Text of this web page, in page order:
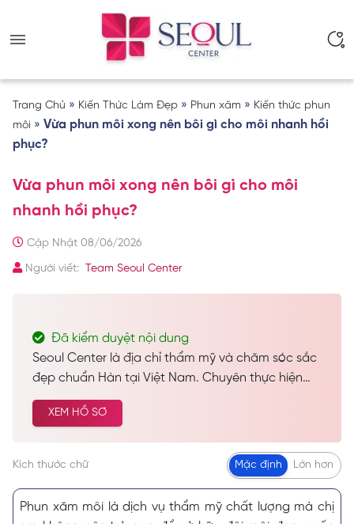
Trang Chủ » Kiến Thức Làm Đẹp » Phun xăm » Kiến thức phun
môi » Vừa phun môi xong nên bôi gì cho môi nhanh hồi
phục?
Vừa phun môi xong nên bôi gì cho môi
nhanh hồi phục?
Cập Nhật 08/06/2026
Người viết: Team Seoul Center
Đã kiểm duyệt nội dung
Seoul Center là địa chỉ thẩm mỹ và chăm sóc sắc
đẹp chuẩn Hàn tại Việt Nam. Chuyên thực hiện
các dịch vụ spa làm đẹp, chăm sóc da công nghệ
cao… Được nhiều khách hàng tin tưởng và lựa
XEM HỒ SƠ
Kích thước chữ Mặc định Lớn hơn
Phun xăm môi là dịch vụ thẩm mỹ chất lượng mà chị